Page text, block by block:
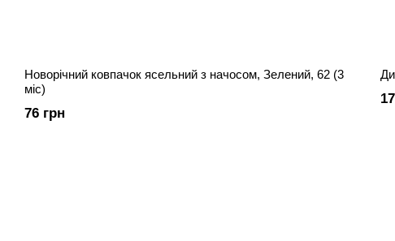
Новорічний ковпачок ясельний з начосом, Зелений, 62 (3
міс)
76 грн